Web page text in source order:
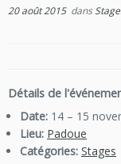
20 août 2015dans
Détails de
Date: 14 – 15
Lieu: Padoue
Catégories: Stages